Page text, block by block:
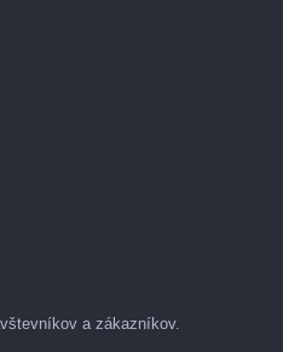
a zákazníkov.